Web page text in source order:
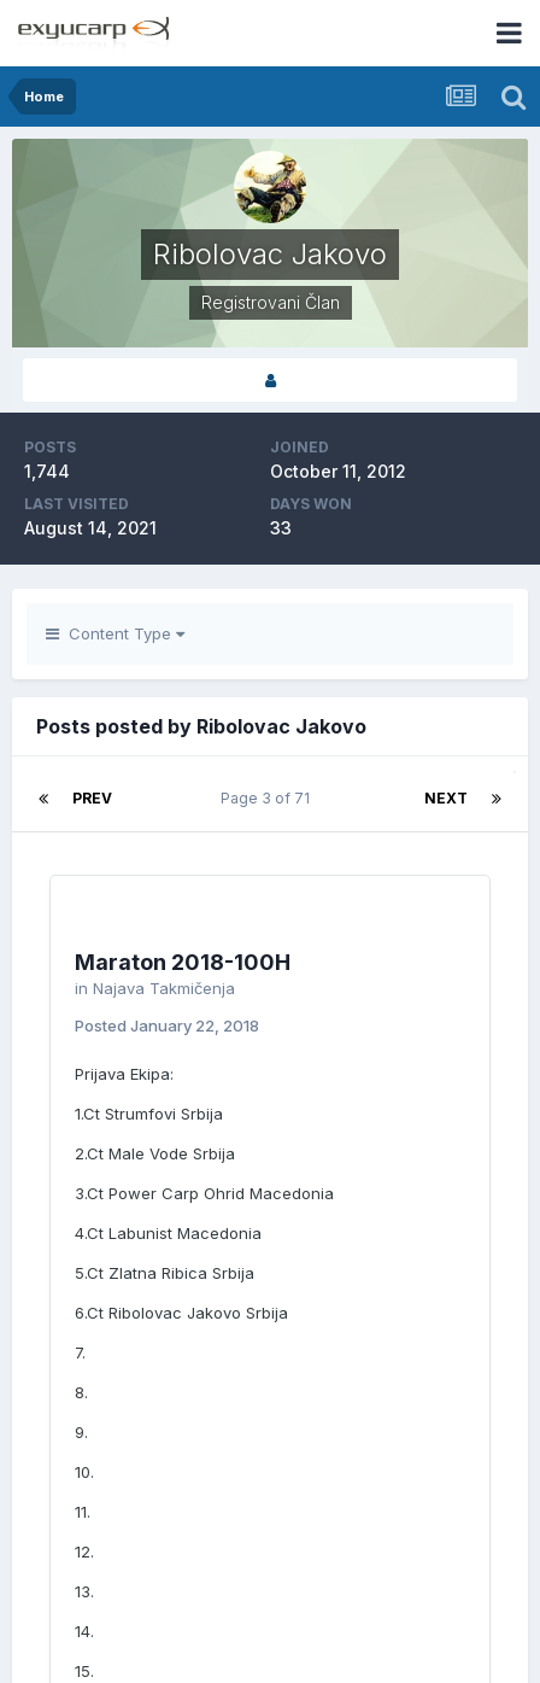
Home
Ribolovac Jakovo
Registrovani Član
POSTS
1,744
JOINED
October 11, 2012
LAST VISITED
August 14, 2021
DAYS WON
33
Content Type
Posts posted by Ribolovac Jakovo
PREV NEXT
Page 3 of 71
Maraton 2018-100H
in Najava Takmičenja
Posted January 22, 2018
Prijava Ekipa:
1.Ct Strumfovi Srbija
2.Ct Male Vode Srbija
3.Ct Power Carp Ohrid Macedonia
4.Ct Labunist Macedonia
5.Ct Zlatna Ribica Srbija
6.Ct Ribolovac Jakovo Srbija
7.
8.
9.
10.
11.
12.
13.
14.
15.